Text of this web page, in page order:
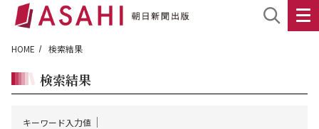
HOME 検索結果
検索結果
キーワード入力値